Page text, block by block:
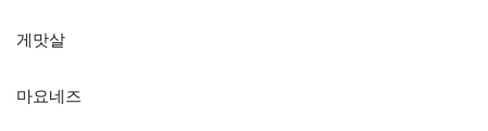
게맛살
마요네즈